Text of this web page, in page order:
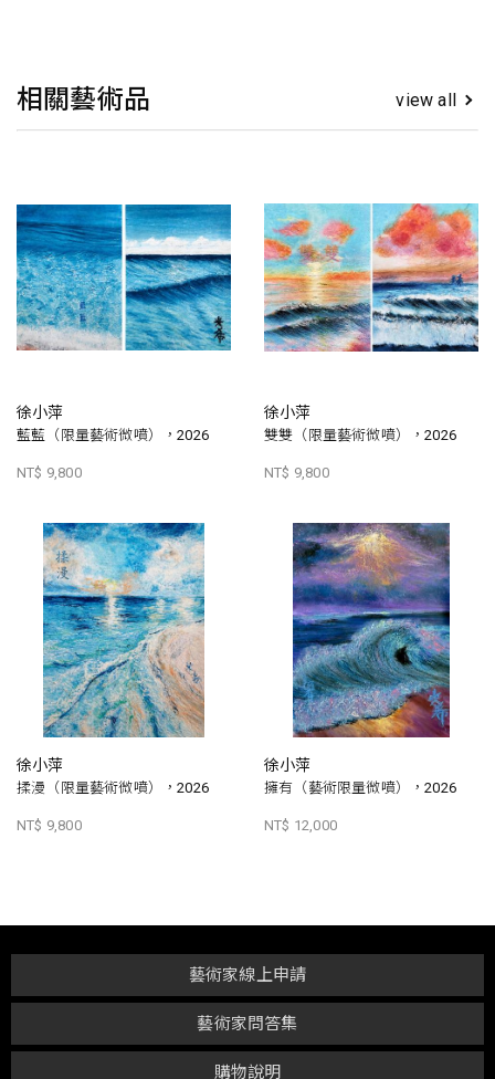
相關藝術品 view all
徐小萍
藍藍（限量藝術微噴），2026
NT$ 9,800
徐小萍
雙雙（限量藝術微噴），2026
NT$ 9,800
徐小萍
揉漫（限量藝術微噴），2026
NT$ 9,800
徐小萍
擁有（藝術限量微噴），2026
NT$ 12,000
購物說明
藝術家問答集
藝術家線上申請